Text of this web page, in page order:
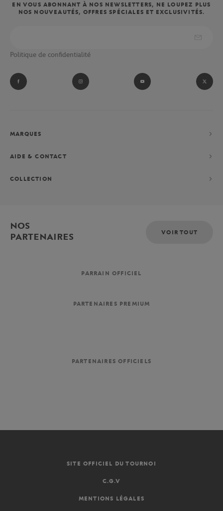
EN VOUS ABONNANT À NOS NEWSLETTERS, NE LOUPEZ PLUS
NOS NOUVEAUTÉS, OFFRES SPÉCIALES ET EXCLUSIVITÉS.
Politique de confidentialité
MARQUES
AIDE & CONTACT
COLLECTION
NOS
PARTENAIRES
VOIR TOUT
PARRAIN OFFICIEL